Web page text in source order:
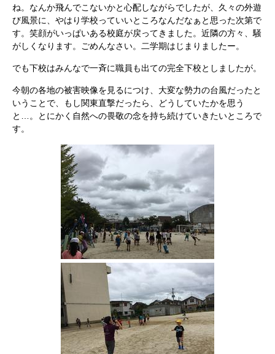
ね。なんか飛んでこないかと心配しながらでしたが、久々の外遊
び風景に、やはり学校っていいところなんだなぁと思った次第で
す。笑顔がいっぱいある校庭が戻ってきました。近隣の方々、騒
がしくなります。ごめんなさい。二学期はじまりましたー。
でも下校はみんなで一斉に職員も出ての完全下校としましたが。
今朝の各地の被害映像を見るにつけ、大変な勢力の台風だったと
いうことで、もし関東直撃だったら、どうしていたかを思う
と…。とにかく自然への畏敬の念を持ち続けていきたいところで
す。